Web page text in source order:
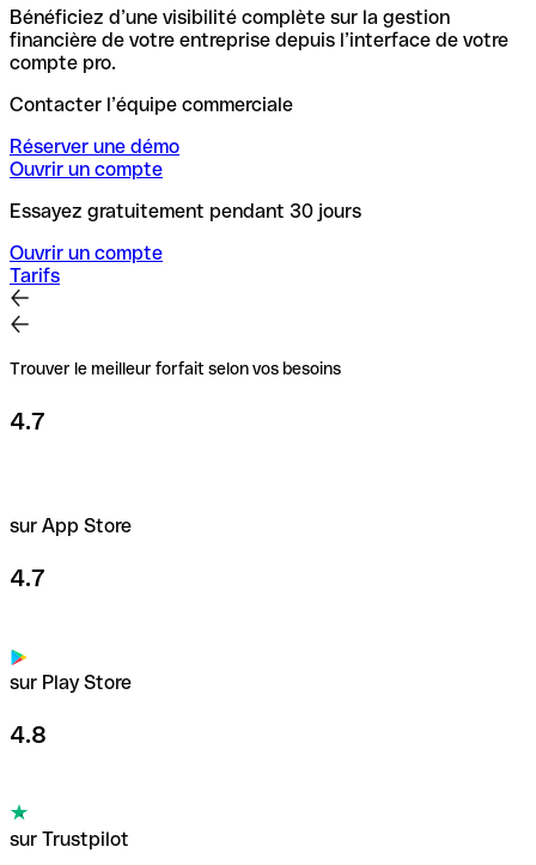
Bénéficiez d’une visibilité complète sur la gestion
financière de votre entreprise depuis l’interface de votre
compte pro.
Contacter l’équipe commerciale
Réserver une démo
Ouvrir un compte
Essayez gratuitement pendant 30 jours
Ouvrir un compte
Tarifs
Trouver le meilleur forfait selon vos besoins
4.7
sur App Store
4.7
sur Play Store
4.8
sur Trustpilot